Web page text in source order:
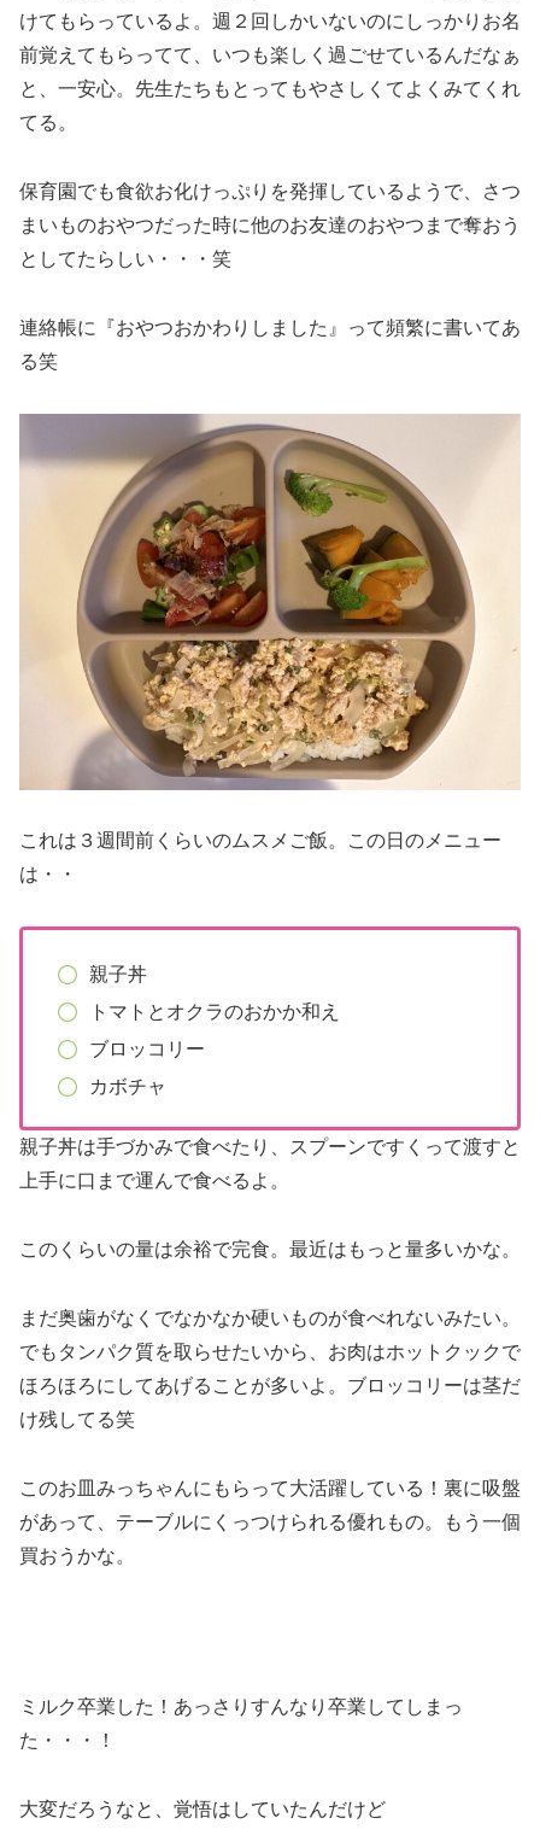
けてもらっているよ。週２回しかいないのにしっかりお名
前覚えてもらってて、いつも楽しく過ごせているんだなぁ
と、一安心。先生たちもとってもやさしくてよくみてくれ
てる。
保育園でも食欲お化けっぷりを発揮しているようで、さつ
まいものおやつだった時に他のお友達のおやつまで奪おう
としてたらしい・・・笑
連絡帳に『おやつおかわりしました』って頻繁に書いてあ
る笑
これは３週間前くらいのムスメご飯。この日のメニュー
は・・
親子丼
トマトとオクラのおかか和え
ブロッコリー
カボチャ
親子丼は手づかみで食べたり、スプーンですくって渡すと
上手に口まで運んで食べるよ。
このくらいの量は余裕で完食。最近はもっと量多いかな。
まだ奥歯がなくでなかなか硬いものが食べれないみたい。
でもタンパク質を取らせたいから、お肉はホットクックで
ほろほろにしてあげることが多いよ。ブロッコリーは茎だ
け残してる笑
このお皿みっちゃんにもらって大活躍している！裏に吸盤
があって、テーブルにくっつけられる優れもの。もう一個
買おうかな。
ミルク卒業した！あっさりすんなり卒業してしまっ
た・・・！
大変だろうなと、覚悟はしていたんだけど